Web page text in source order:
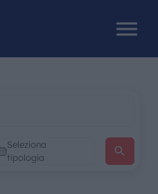
Seleziona
tipologia
SIAMO